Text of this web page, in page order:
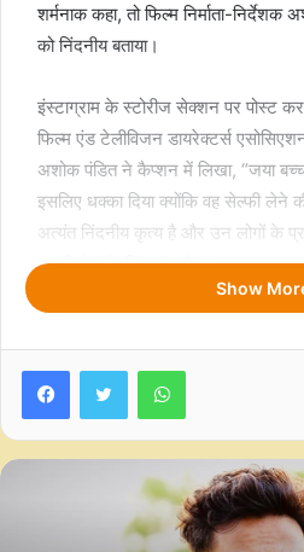
शर्मनाक कहा, तो फिल्म निर्माता-
को निंदनीय बताया।
इंस्टाग्राम के स्टोरीज सेक्शन पर पोस्ट कर
फिल्म एंड टेलीविजन डायरेक्टर्स
अशोक पंडित ने कैप्शन में लिखा, “जया
इसलिए धक्का दिया क्योंकि वह सेल्फी लेने
अत्यंत निंदनीय कृत्य है और उन लोगों के
अपनी सेवा के लिए चुना है।”
सकता। ऐसी क्षमता वाली कलाकार से
जाती है, जिसे उसके प्रशंसकों का प्यार
स्थान प्रदान करने के लिए जिम्मेदार हैं।”
सोशल मीडिया पर वायरल हो रहे एक
को धक्का देती हुई नजर आ रही हैं। बताया
लेने की कोशिश कर रहा था, जिस पर
Show
FacebookTwitter WhatsApp